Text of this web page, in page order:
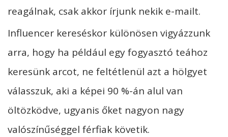
reagálnak, csak akkor írjunk nekik e-mailt.
Influencer kereséskor különösen vigyázzunk
arra, hogy ha például egy fogyasztó teához
keresünk arcot, ne feltétlenül azt a hölgyet
válasszuk, aki a képei 90 %-án alul van
öltözködve, ugyanis őket nagyon nagy
valószínűséggel férfiak követik.